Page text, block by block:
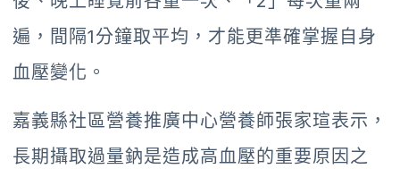
遍，間隔1分鐘取平均，才能更準確掌握自身
血壓變化。
嘉義縣社區營養推廣中心營養師張家瑄表示，
長期攝取過量鈉是造成高血壓的重要原因之